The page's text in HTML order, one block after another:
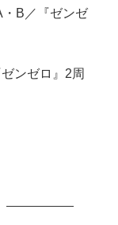
B／『ゼンゼ
ンゼロ』2周